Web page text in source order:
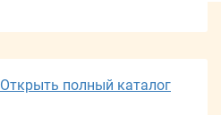
Открыть полный каталог